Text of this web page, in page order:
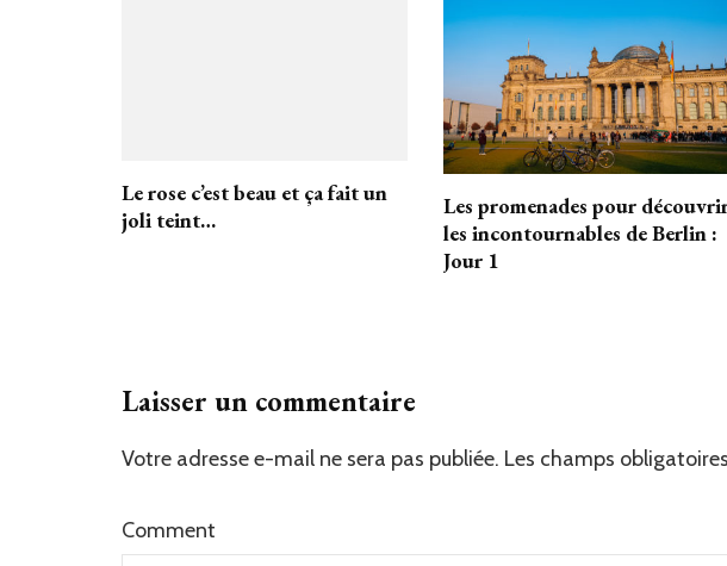
Le rose c’est beau et ça fait un
joli teint…
Les promenades pour
les incontournables de Berlin :
Jour 1
Laisser un commentaire
Votre adresse e-mail ne sera pas publiée. Les champs
Comment